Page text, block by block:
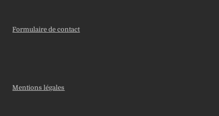
Formulaire de contact
Mentions légales